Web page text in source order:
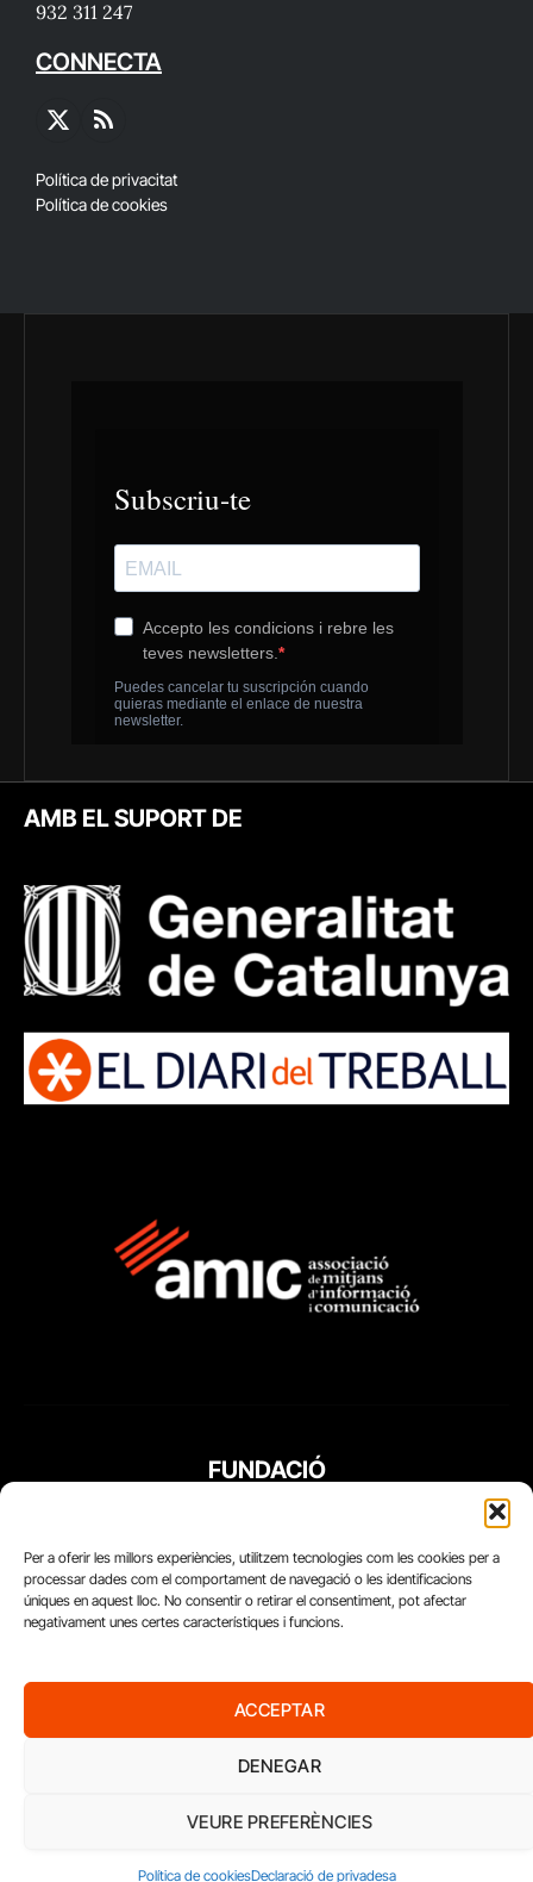
Per a oferir les millors experiències, utilitzem tecnologies com les cookies per a
processar dades com el comportament de navegació o les identificacions
úniques en aquest lloc. No consentir o retirar el consentiment, pot afectar
negativament unes certes característiques i funcions.
ACCEPTAR
DENEGAR
VEURE PREFERÈNCIES
Política de cookiesDeclaració de privadesa
932 311 247
CONNECTA
X
RSS
Política de privacitat
Política de cookies
AMB EL SUPORT DE
FUNDACIÓ